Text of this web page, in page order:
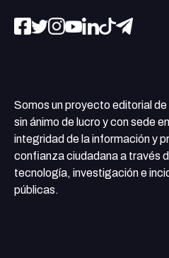
Somos un proyecto editorial de
sin ánimo de lucro y con sede
integridad de la información y
confianza ciudadana a través
tecnología, investigación e
públicas.